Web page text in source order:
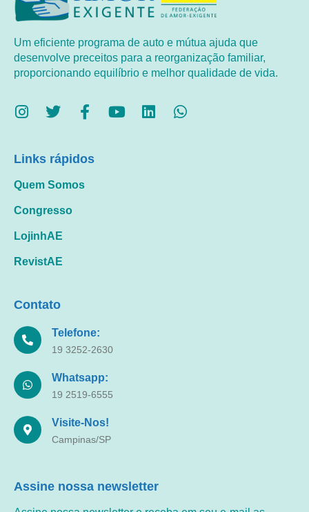
Um eficiente programa de auto e mútua ajuda que
desenvolve preceitos para a reorganização familiar,
proporcionando equilíbrio e melhor qualidade de vida.
Links rápidos
Quem Somos
Congresso
LojinhAE
RevistAE
Contato
Telefone:
19 3252-2630
Whatsapp:
19 2519-6555
Visite-Nos!
Campinas/SP
Assine nossa newsletter